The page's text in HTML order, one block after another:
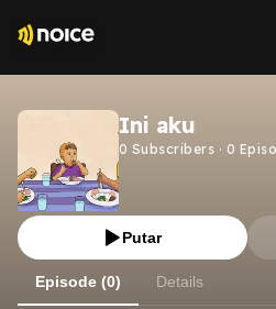
Ini aku
0 Subscribers · 0
Putar
Episode (0) Details